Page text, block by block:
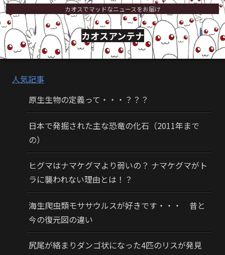
カオスでマッドなニュースをお届け
カオスアンテナ
人気記事
原生生物の定義って・・・？？？
日本で発掘された主な恐竜の化石（2011年まで
の）
ヒグマはナマケグマより弱いの？ ナマケグマがト
ラに襲われない理由とは！？
海生爬虫類モササウルスが好きです・・・ 昔と
今の復元図の違い
尻尾が絡まりダンゴ状になった4匹のリスが発見